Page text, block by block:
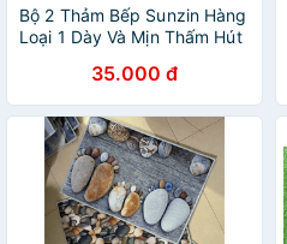
Bộ 2 Thảm Bếp Sunzin Hàng
Loại 1 Dày Và Mịn Thấm Hút
Mặt Thảm Bali ( Bộ Sưu Tập
Mẫu Thảm Bếp Su
35.000 đ